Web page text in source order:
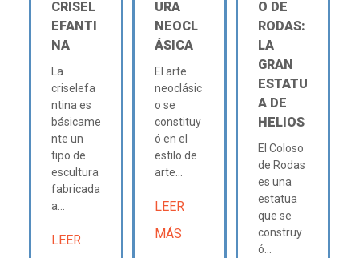
CRISEL
EFANTI
NA
La
criselefa
ntina es
básicame
nte un
tipo de
escultura
fabricada
a...
LEER
URA
NEOCL
ÁSICA
El arte
neoclásic
o se
constituy
ó en el
estilo de
arte...
LEER
MÁS
O DE
RODAS:
LA
GRAN
ESTATU
A DE
HELIOS
El Coloso
de Rodas
es una
estatua
que se
construy
ó...